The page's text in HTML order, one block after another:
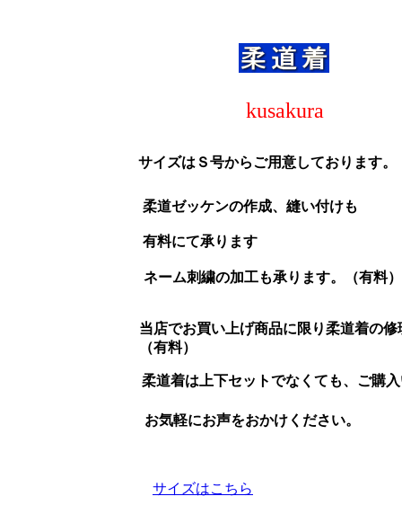
kusakura
サイズはＳ号からご用意しております。
柔道ゼッケンの作成、縫い付けも
有料にて承ります
ネーム刺繍の加工も承ります。（有料）
当店でお買い上げ商品に限り柔道着の
（有料）
柔道着は上下セットでなくても、ご購
お気軽にお声をおかけください。
サイズはこちら